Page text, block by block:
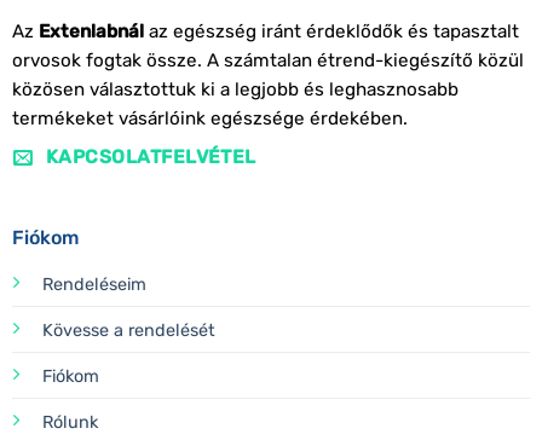
Az Extenlabnálaz egészség iránt érdeklődők és tapasztalt
orvosok fogtak össze. A számtalan étrend-kiegészítő közül
közösen választottuk ki a legjobb és leghasznosabb
termékeket vásárlóink egészsége érdekében.
KAPCSOLATFELVÉTEL
Fiókom
Rendeléseim
Kövesse a rendelését
Fiókom
Rólunk